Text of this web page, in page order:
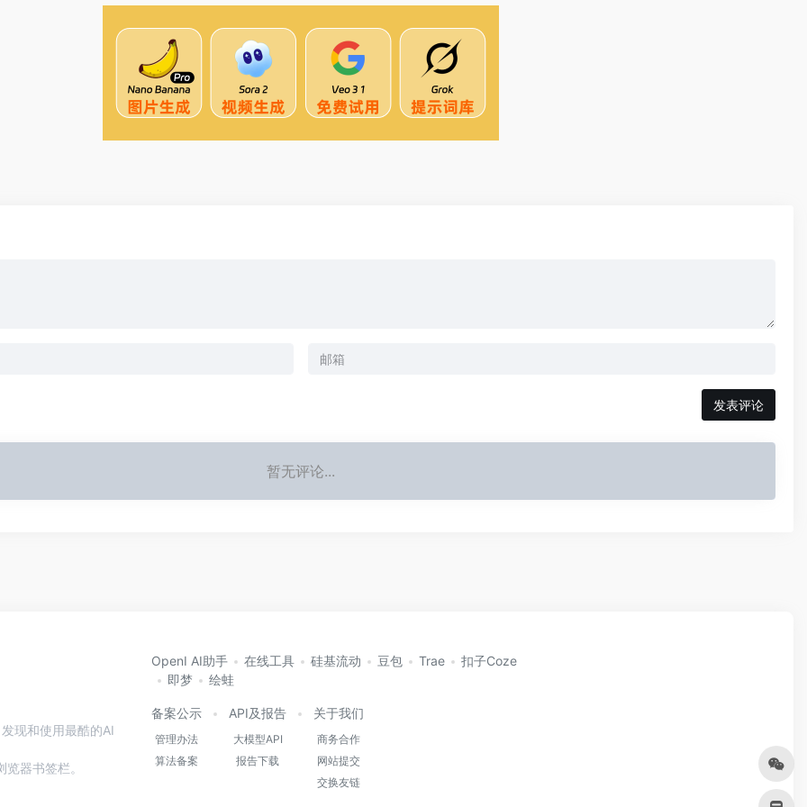
发表评论
暂无评论...
现和使用最酷的AI
器书签栏。
OpenI AI助手 在线工具 硅基流动 豆包 Trae
扣子Coze
即梦
绘蛙
备案公示
管理办法
算法备案
API及报告
大模型API
报告下载
关于我们
商务合作
网站提交
交换友链